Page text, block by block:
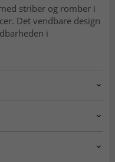
striber og romber i
Det vendbare design
i